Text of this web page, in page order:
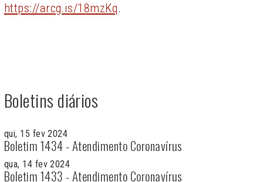
https://arcg.is/18mzKq.
Boletins diários
qui, 15 fev 2024
Boletim 1434 - Atendimento Coronavírus
qua, 14 fev 2024
Boletim 1433 - Atendimento Coronavírus